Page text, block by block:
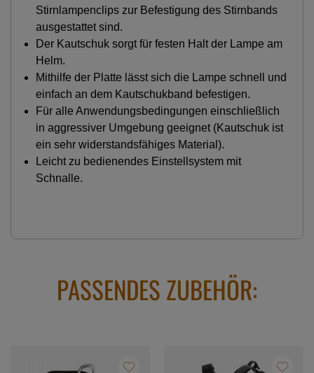
Stirnlampenclips zur Befestigung des Stirnbands
ausgestattet sind.
Der Kautschuk sorgt für festen Halt der Lampe am
Helm.
Mithilfe der Platte lässt sich die Lampe schnell und
einfach an dem Kautschukband befestigen.
Für alle Anwendungsbedingungen einschließlich
in aggressiver Umgebung geeignet (Kautschuk ist
ein sehr widerstandsfähiges Material).
Leicht zu bedienendes Einstellsystem mit
Schnalle.
PASSENDES ZUBEHÖR: